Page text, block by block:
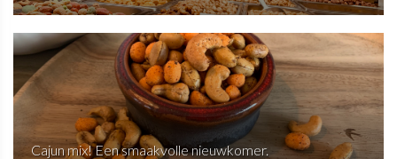
Cajun mix! Een smaakvolle nieuwkomer.